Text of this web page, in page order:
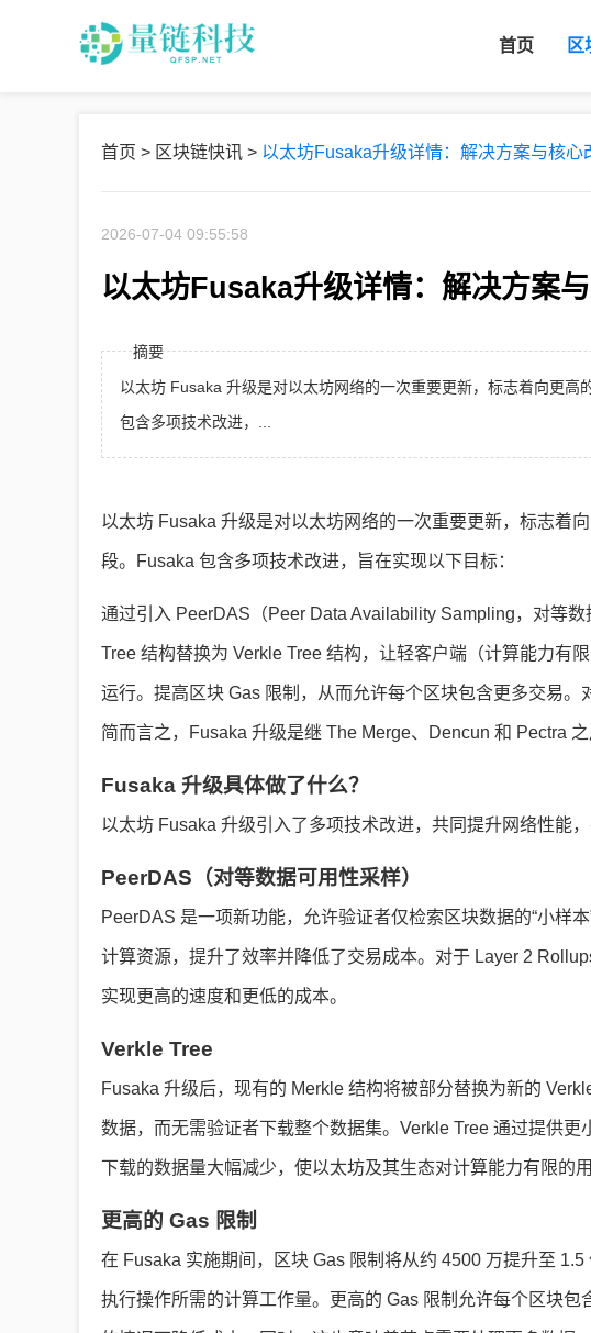
首页 区
首页 > 区块链快讯 > 以太坊Fusaka升级详情：解决方案与核心
2026-07-04 09:55:58
以太坊Fusaka升级详情：解决方案
摘要
以太坊 Fusaka 升级是对以太坊网络的一次重要更新，标志着向更
包含多项技术改进，...
以太坊 Fusaka 升级是对以太坊网络的一次重要更新，标志着
段。Fusaka 包含多项技术改进，旨在实现以下目标：
通过引入 PeerDAS（Peer Data Availability Sampling，对等
Tree 结构替换为 Verkle Tree 结构，让轻客户端（计算能力有
运行。提高区块 Gas 限制，从而允许每个区块包含更多交易。
简而言之，Fusaka 升级是继 The Merge、Dencun 和 Pectra
Fusaka 升级具体做了什么？
以太坊 Fusaka 升级引入了多项技术改进，共同提升网络性能
PeerDAS（对等数据可用性采样）
PeerDAS 是一项新功能，允许验证者仅检索区块数据的“小样
计算资源，提升了效率并降低了交易成本。对于 Layer 2
实现更高的速度和更低的成本。
Verkle Tree
Fusaka 升级后，现有的 Merkle 结构将被部分替换为新的
数据，而无需验证者下载整个数据集。Verkle Tree 通过提供
下载的数据量大幅减少，使以太坊及其生态对计算能力有限的
更高的 Gas 限制
在 Fusaka 实施期间，区块 Gas 限制将从约 4500 万提升至
执行操作所需的计算工作量。更高的 Gas 限制允许每个区块